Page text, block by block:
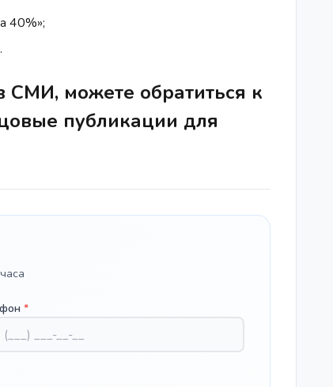
40%»;
СМИ, можете обратиться к
публикации для
*